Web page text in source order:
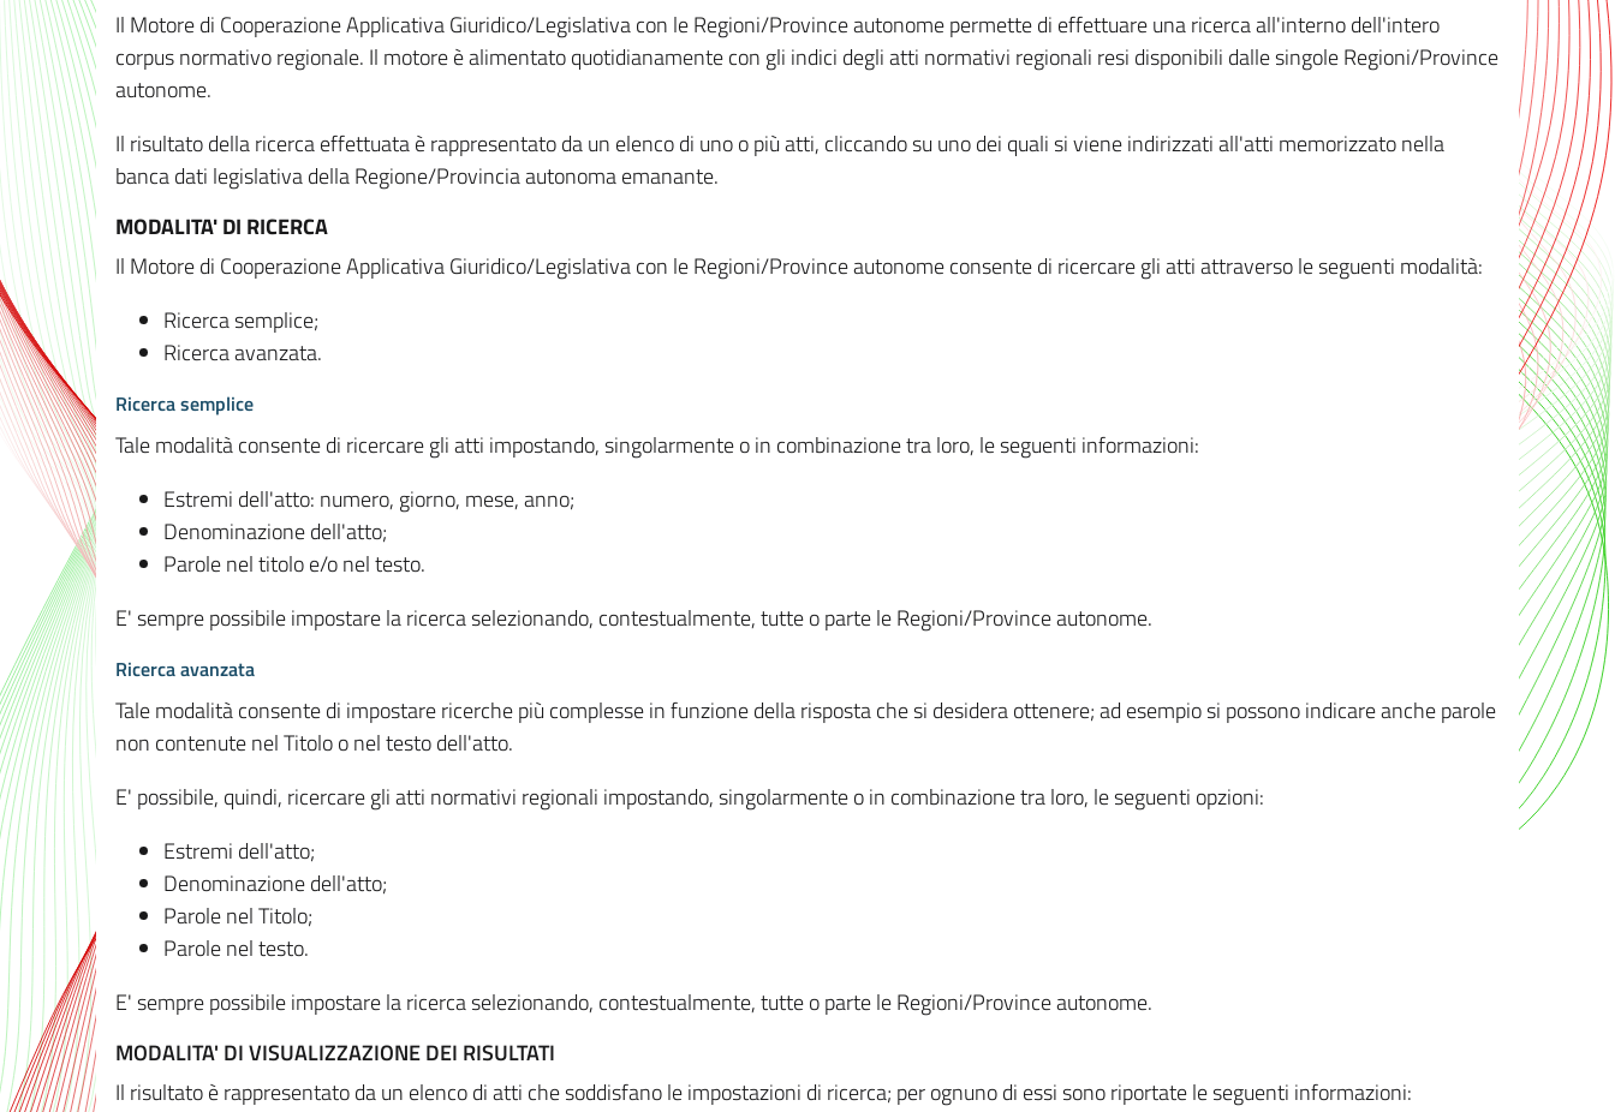
Il Motore di Cooperazione Applicativa Giuridico/Legislativa con le Regioni/Province autonome permette di effettuare una ricerca all'interno dell'intero
corpus normativo regionale. Il motore è alimentato quotidianamente con gli indici degli atti normativi regionali resi disponibili dalle singole Regioni/Province
autonome.
Il risultato della ricerca effettuata è rappresentato da un elenco di uno o più atti, cliccando su uno dei quali si viene indirizzati all'atti memorizzato nella
banca dati legislativa della Regione/Provincia autonoma emanante.
MODALITA' DI RICERCA
Il Motore di Cooperazione Applicativa Giuridico/Legislativa con le Regioni/Province autonome consente di ricercare gli atti attraverso le seguenti modalità:
Ricerca semplice;
Ricerca avanzata.
Ricerca semplice
Tale modalità consente di ricercare gli atti impostando, singolarmente o in combinazione tra loro, le seguenti informazioni:
Estremi dell'atto: numero, giorno, mese, anno;
Denominazione dell'atto;
Parole nel titolo e/o nel testo.
E' sempre possibile impostare la ricerca selezionando, contestualmente, tutte o parte le Regioni/Province autonome.
Ricerca avanzata
Tale modalità consente di impostare ricerche più complesse in funzione della risposta che si desidera ottenere; ad esempio si possono indicare anche parole
non contenute nel Titolo o nel testo dell'atto.
E' possibile, quindi, ricercare gli atti normativi regionali impostando, singolarmente o in combinazione tra loro, le seguenti opzioni:
Estremi dell'atto;
Denominazione dell'atto;
Parole nel Titolo;
Parole nel testo.
E' sempre possibile impostare la ricerca selezionando, contestualmente, tutte o parte le Regioni/Province autonome.
MODALITA' DI VISUALIZZAZIONE DEI RISULTATI
Il risultato è rappresentato da un elenco di atti che soddisfano le impostazioni di ricerca; per ognuno di essi sono riportate le seguenti informazioni: